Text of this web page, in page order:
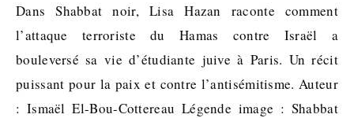
Dans Shabbat noir, Lisa Hazan raconte comment
l’attaque terroriste du Hamas contre Israël a
bouleversé sa vie d’étudiante juive à Paris. Un récit
puissant pour la paix et contre l’antisémitisme. Auteur
: Ismaël El-Bou-Cottereau Légende image : Shabbat